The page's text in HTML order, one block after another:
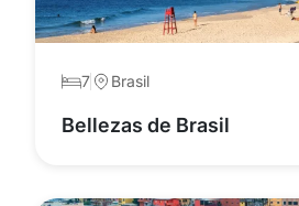
7 Brasil
Bellezas de Brasil